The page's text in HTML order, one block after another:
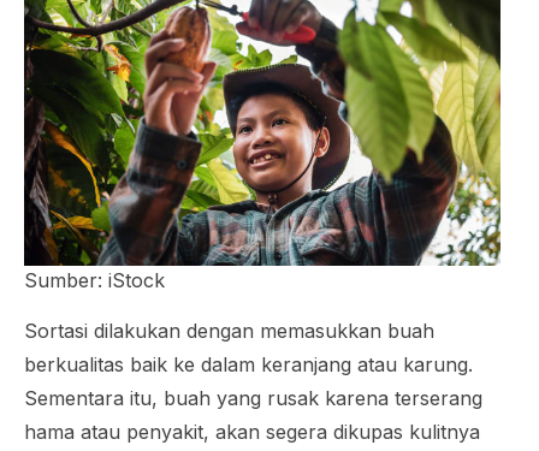
Sumber: iStock
Sortasi dilakukan dengan memasukkan buah
berkualitas baik ke dalam keranjang atau karung.
Sementara itu, buah yang rusak karena terserang
hama atau penyakit, akan segera dikupas kulitnya